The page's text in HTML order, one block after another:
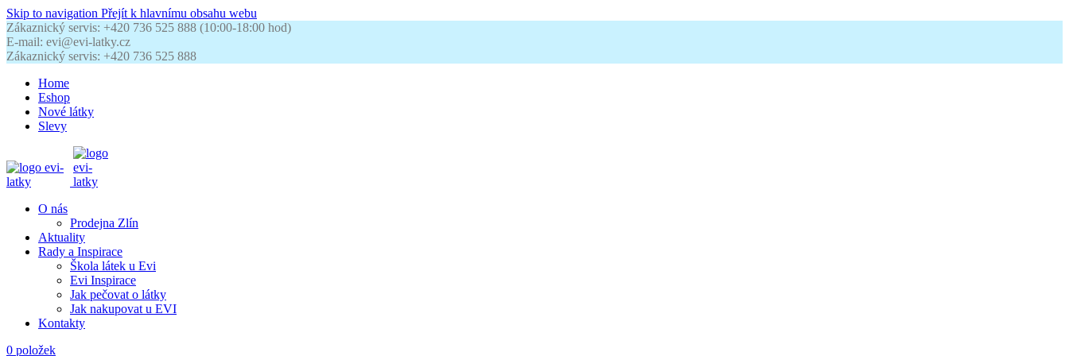
Skip to navigation Přejít k hlavnímu obsahu webu
Zákaznický servis: +420 736 525 888 (10:00-18:00 hod)
E-mail: evi@evi-latky.cz
Zákaznický servis: +420 736 525 888
Home
Eshop
Nové látky
Slevy
O nás
Prodejna Zlín
Aktuality
Rady a Inspirace
Škola látek u Evi
Evi Inspirace
Jak pečovat o látky
Jak nakupovat u EVI
Kontakty
0 položek